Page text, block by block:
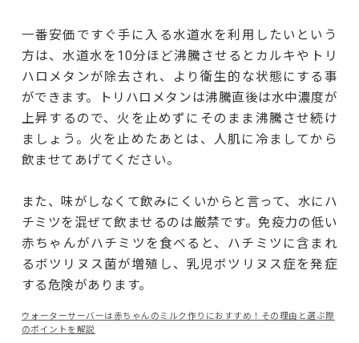
一番安価ですぐ手に入る水道水を利用したいという
方は、水道水を10分ほど沸騰させるとカルキやトリ
ハロメタンが除去され、より衛生的な状態にする事
ができます。トリハロメタンは沸騰直後は水中濃度が
上昇するので、火を止めずにそのまま沸騰させ続け
ましょう。火を止めたあとは、人肌に冷ましてから
飲ませてあげてください。
また、味がしなくて飲みにくいからと言って、水にハ
チミツを混ぜて飲ませるのは厳禁です。免疫力の低い
赤ちゃんがハチミツを食べると、ハチミツに含まれ
るボツリヌス菌が増殖し、乳児ボツリヌス症を発症
する危険があります。
ウォーターサーバーは赤ちゃんのミルク作りにおすすめ！その理由と選ぶ際
のポイントを解説